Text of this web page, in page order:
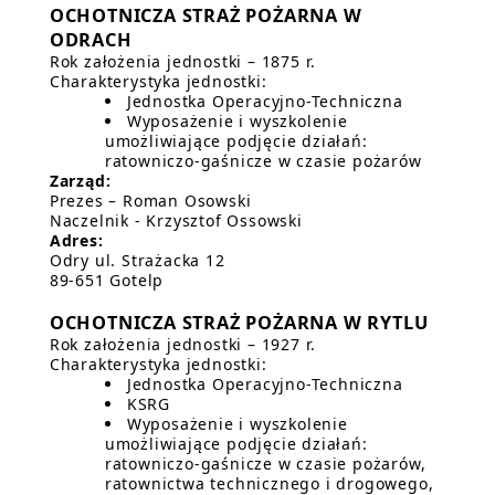
OCHOTNICZA STRAŻ POŻARNA W
ODRACH
Rok założenia jednostki – 1875 r.
Charakterystyka jednostki:
Jednostka Operacyjno-Techniczna
Wyposażenie i wyszkolenie
umożliwiające podjęcie działań:
ratowniczo-gaśnicze w czasie pożarów
Zarząd:
Prezes – Roman Osowski
Naczelnik - Krzysztof Ossowski
Adres:
Odry ul. Strażacka 12
89-651 Gotelp
OCHOTNICZA STRAŻ POŻARNA W RYTLU
Rok założenia jednostki – 1927 r.
Charakterystyka jednostki:
Jednostka Operacyjno-Techniczna
KSRG
Wyposażenie i wyszkolenie
umożliwiające podjęcie działań:
ratowniczo-gaśnicze w czasie pożarów,
ratownictwa technicznego i drogowego,